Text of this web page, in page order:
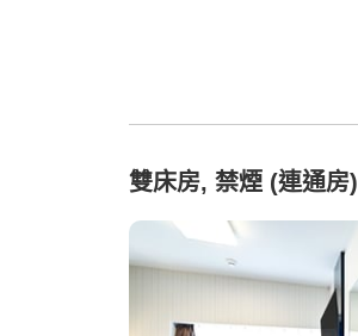
雙床房, 禁煙 (連通房)